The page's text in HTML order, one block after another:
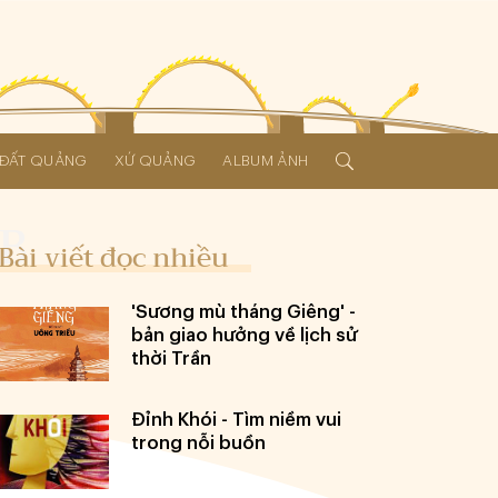
QUẢNG XỨ QUẢNG ALBUM ẢNH
viết đọc nhiều
'Sương mù tháng Giêng' -
bản giao hưởng về lịch sử
thời Trần
Đỉnh Khói - Tìm niềm vui
trong nỗi buồn